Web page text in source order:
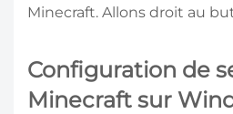
Minecraft. Allons droit au
Configuration de
Minecraft sur